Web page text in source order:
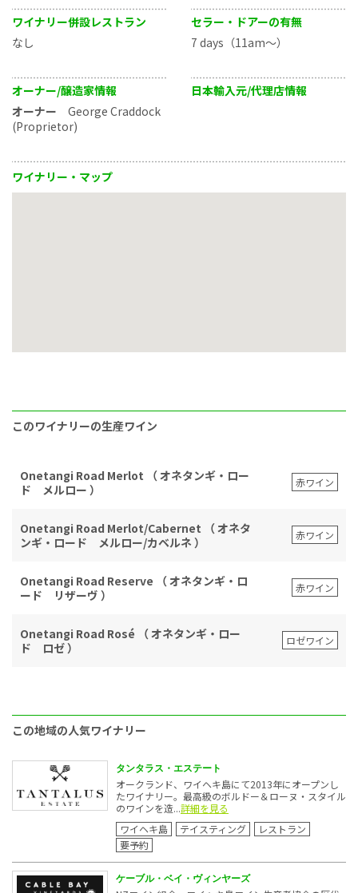
ワイナリー併設レストラン
なし
セラー・ドアーの有無
7 days（11am～）
オーナー/醸造家情報
オーナー George Craddock
(Proprietor)
日本輸入元/代理店情報
ワイナリー・マップ
このワイナリーの生産ワイン
Onetangi Road Merlot （ オネタンギ・ロー
ド メルロー ）
赤ワイン
Onetangi Road Merlot/Cabernet （ オネタ
ンギ・ロード メルロー/カベルネ ）
赤ワイン
Onetangi Road Reserve （ オネタンギ・ロ
ード リザーヴ ）
赤ワイン
Onetangi Road Rosé （ オネタンギ・ロー
ド ロゼ ）
ロゼワイン
この地域の人気ワイナリー
タンタラス・エステート
オークランド、ワイヘキ島にて2013年にオープンし
たワイナリー。最高級のボルドー＆ローヌ・スタイル
のワインを造...詳細を見る
ワイヘキ島
テイスティング
レストラン
要予約
ケーブル・ベイ・ヴィンヤーズ